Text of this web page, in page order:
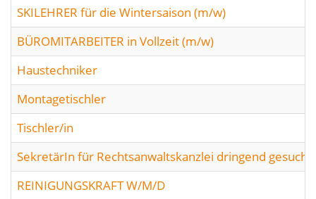
SKILEHRER für die Wintersaison (m/w)
BÜROMITARBEITER in Vollzeit (m/w)
Haustechniker
Montagetischler
Tischler/in
SekretärIn für Rechtsanwaltskanzlei dringend gesucht
REINIGUNGSKRAFT W/M/D